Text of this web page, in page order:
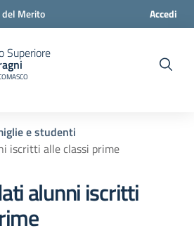
Merito Accedi
Superiore
e studenti
iscritti alle classi prime
alunni iscritti